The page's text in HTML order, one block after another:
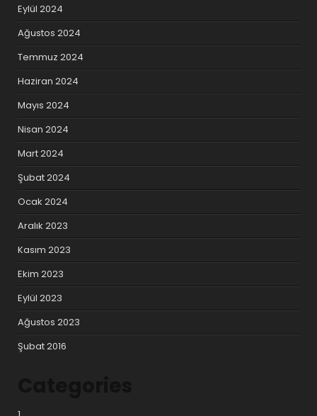
Eylül 2024
Ağustos 2024
Temmuz 2024
Haziran 2024
Mayıs 2024
Nisan 2024
Mart 2024
Şubat 2024
Ocak 2024
Aralık 2023
Kasım 2023
Ekim 2023
Eylül 2023
Ağustos 2023
Şubat 2016